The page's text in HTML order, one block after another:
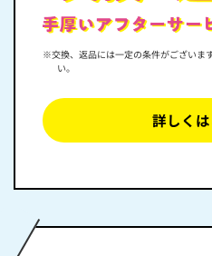
※交換、返品には一定の条件がございます
い。
詳しく